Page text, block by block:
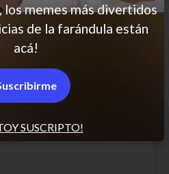
SUSCRIPTO!
los memes más divertidos
de la farándula están
acá!